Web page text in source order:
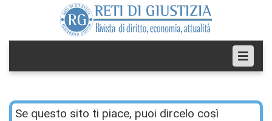
Se questo sito ti piace, puoi dircelo così